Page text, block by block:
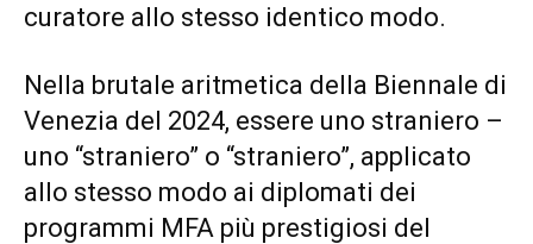
curatore allo stesso identico modo.
Nella brutale aritmetica della Biennale di
Venezia del 2024, essere uno straniero –
uno “straniero” o “straniero”, applicato
allo stesso modo ai diplomati dei
programmi MFA più prestigiosi del